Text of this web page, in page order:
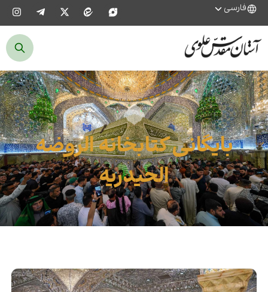
فارسی
بایگانی کتابخانه الروضه
الحیدریه